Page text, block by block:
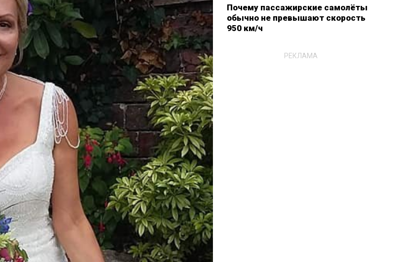
Почему пассажирские самолёты
обычно не превышают скорость
950 км/ч
РЕКЛАМА